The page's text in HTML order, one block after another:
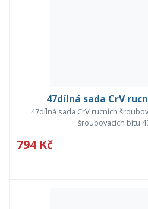
47dílná sada CrV
47dílná sada CrV rucních
šroubovacích bitu
794 Kč